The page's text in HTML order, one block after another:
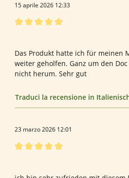
15 aprile 2026 12:33
Das Produkt hatte ich für meinen
weiter geholfen. Ganz um den
nicht herum. Sehr gut
Traduci la recensione in
23 marzo 2026 12:01